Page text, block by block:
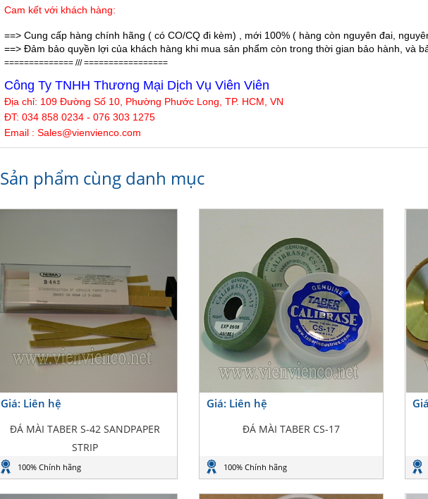
Cam kết với khách hàng:
==> Cung cấp hàng chính hãng ( có CO/CQ đi kèm) , mới 100% ( hàng còn nguyên đai,
==> Đảm bảo quyền lợi của khách hàng khi mua sản phẩm còn trong thời gian bảo hành, và
============== /// =================
Công Ty TNHH Thương Mại Dịch Vụ Viên Viên
Địa chỉ: 109 Đường Số 10, Phường Phước Long, TP. HCM, VN
ĐT: 034 858 0234 - 076 303 1275
Email : Sales@vienvienco.com
Sản phẩm cùng danh mục
Giá: Liên hệ
ĐÁ MÀI TABER S-42 SANDPAPER
STRIP
100% Chính hãng
Giá: Liên hệ
ĐÁ MÀI TABER CS-17
100% Chính hãng